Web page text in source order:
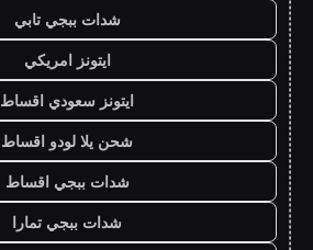
شدات ببجي تابي
ايتونز امريكي
ايتونز سعودي اقساط
شحن يلا لودو اقساط
شدات ببجي اقساط
شدات ببجي تمارا